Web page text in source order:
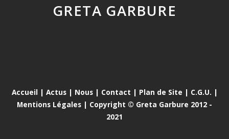
GRETA GARBURE
Accueil | Actus| Nous| Contact | Plan de Site | C.G.U. |
Mentions Légales | Copyright © Greta Garbure 2012 -
2021